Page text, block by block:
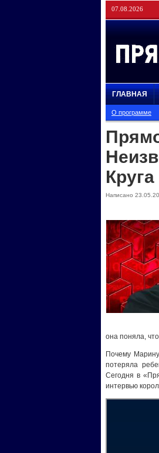
07.08.2026
ГЛАВНАЯ
О программе
Круга
Написано
она поняла,
Почему
потеряла
Сегодня в
интервью